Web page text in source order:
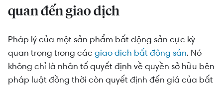
quan đến giao dịch
Pháp lý của một sản phẩm bất động sản cực kỳ
quan trọng trong các giao dịch bất động sản. Nó
không chỉ là nhân tố quyết định về quyền sở hữu bên
pháp luật đồng thời còn quyết định đến giá của bất